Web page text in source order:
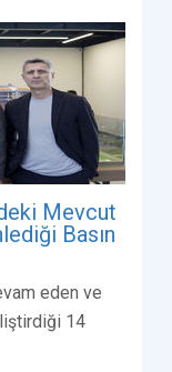
Mevcut
Basın
eden ve
14